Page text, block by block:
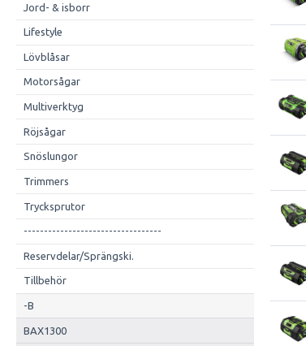
Jord- & isborr
Lifestyle
Lövblåsar
Motorsågar
Multiverktyg
Röjsågar
Snöslungor
Trimmers
Trycksprutor
----------------------------------
Reservdelar/Sprängski.
Tillbehör
-B
BAX1300